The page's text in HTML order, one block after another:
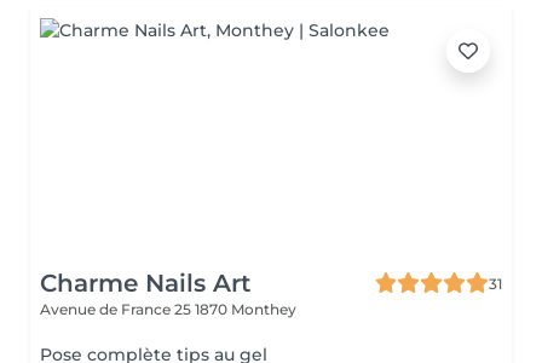
Charme Nails Art
31
Avenue de France 25 1870 Monthey
Pose complète tips au gel